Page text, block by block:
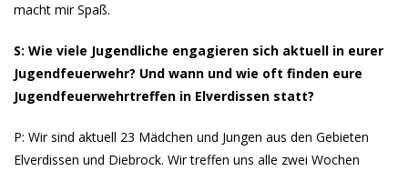
macht mir Spaß.
S: Wie viele Jugendliche engagieren sich aktuell in eurer
Jugendfeuerwehr? Und wann und wie oft finden eure
Jugendfeuerwehrtreffen in Elverdissen statt?
P: Wir sind aktuell 23 Mädchen und Jungen aus den Gebieten
Elverdissen und Diebrock. Wir treffen uns alle zwei Wochen